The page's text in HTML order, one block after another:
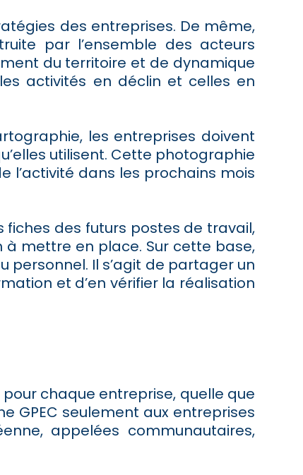
des entreprises. De même,
par l’ensemble des acteurs
du territoire et de dynamique
activités en déclin et celles en
les entreprises doivent
utilisent. Cette photographie
l’activité dans les prochains mois
fiches des futurs postes de travail,
mettre en place. Sur cette base,
personnel. Il s’agit de partager un
et d’en vérifier la réalisation
chaque entreprise, quelle que
GPEC seulement aux entreprises
appelées communautaires,